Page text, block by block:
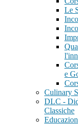
Le
e
Culinary
DLC -
Classiche